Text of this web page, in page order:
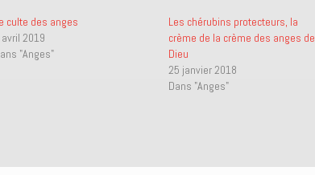
culte des anges
2019
"Anges"
Les chérubins protecteurs, la
crème de la crème des anges de
Dieu
25 janvier 2018
Dans "Anges"